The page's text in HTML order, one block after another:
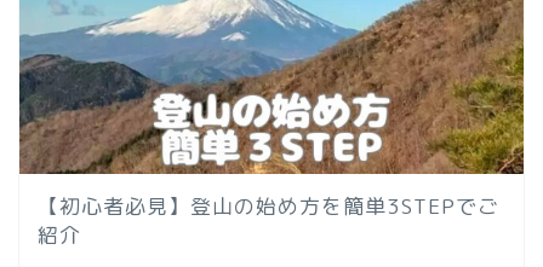
【初心者必見】登山の始め方を簡単3STEPでご
紹介